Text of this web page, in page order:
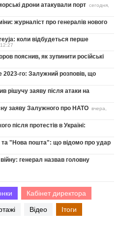
дрони атакували порт сегодня,
журналіст про генералів нового
коли відбудеться перше
пояснив, як зупинити російські
2023-го: Залужний розповів, що
рішучу заяву після атаки на
заяву Залужного про НАТО вчера,
після протестів в Україні:
та "Нова пошта": що відомо про удар
генерал назвав головну
Кабінет директора
Відео Ітоги